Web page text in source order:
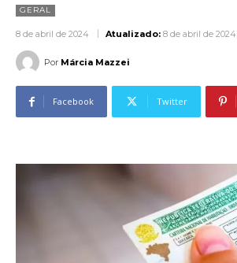
GERAL
8 de abril de 2024 Atualizado: 8 de abril de 2024
Por Márcia Mazzei
Facebook Twitter